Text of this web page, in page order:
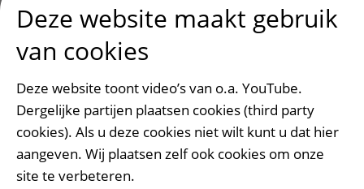
De Nieuwe Utrechtse School
Stage en opleidingsplaatsen
Strategic programs
Research groups
Researchers
Research technologies
Deze website maakt gebruik
van cookies
Deze website toont video’s van o.a. YouTube.
Dergelijke partijen plaatsen cookies (third party
cookies). Als u deze cookies niet wilt kunt u dat hier
aangeven. Wij plaatsen zelf ook cookies om onze
site te verbeteren.